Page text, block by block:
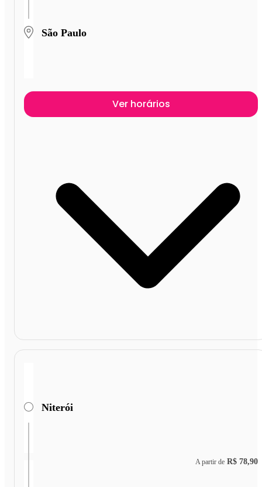
São Paulo
Ver horários
Niterói
A partir de R$ 78,90